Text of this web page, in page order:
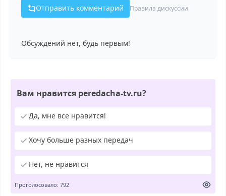
Отправить комментарий Правила дискуссии
Обсуждений нет, будь первым!
Вам нравится peredacha-tv.ru?
Да, мне все нравится!
Хочу больше разных передач
Нет, не нравится
Проголосовало: 792